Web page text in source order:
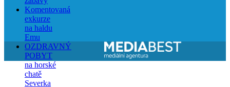
Komentovaná
exkurze
na haldu
Emu
OZDRAVNÝ
POBYT
na horské
chatě
Severka